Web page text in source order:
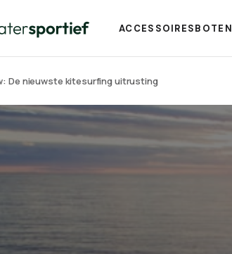
ACCESSOIRESBOTEN
De nieuwste kitesurfing uitrusting